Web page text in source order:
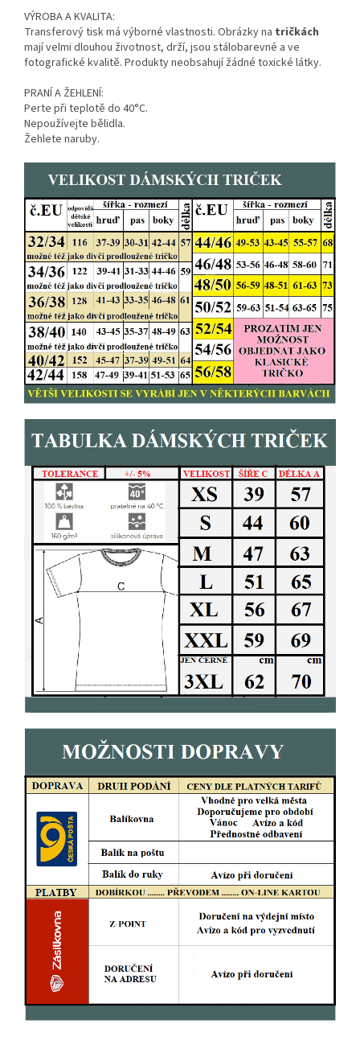
VÝROBA A KVALITA:
Transferový tisk má výborné vlastnosti. Obrázky na tričkách
mají velmi dlouhou životnost, drží, jsou stálobarevné a ve
fotografické kvalitě. Produkty neobsahují žádné toxické látky.
PRANÍ A ŽEHLENÍ:
Perte při teplotě do 40°C.
Nepoužívejte bělidla.
Žehlete naruby.